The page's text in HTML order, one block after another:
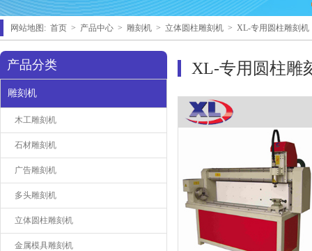
网站地图: 首页 > 产品中心 > 雕刻机 > 立体圆柱雕刻机 > XL-专用圆柱雕刻机
产品分类
雕刻机
木工雕刻机
石材雕刻机
广告雕刻机
多头雕刻机
立体圆柱雕刻机
金属模具雕刻机
XL-专用圆柱雕